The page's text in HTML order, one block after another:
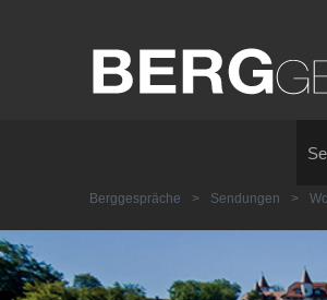
Berggespräche > Sendungen >